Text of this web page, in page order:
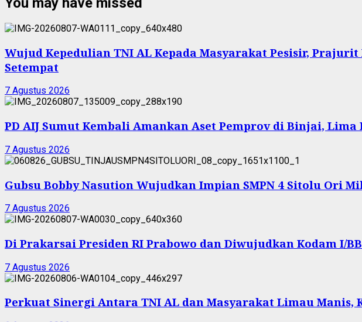
Wujud Kepedulian TNI AL Kepada Masyarakat Pesisir,
Setempat
7 Agustus 2026
PD AIJ Sumut Kembali Amankan Aset Pemprov di Binjai,
7 Agustus 2026
Gubsu Bobby Nasution Wujudkan Impian SMPN 4 Sitolu Ori
7 Agustus 2026
Di Prakarsai Presiden RI Prabowo dan Diwujudkan Kodam I/
7 Agustus 2026
Perkuat Sinergi Antara TNI AL dan Masyarakat Limau